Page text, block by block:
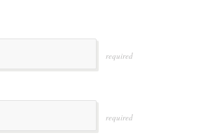
required
required